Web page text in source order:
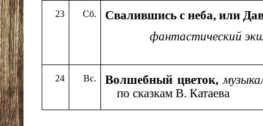
23 Сб.
Свалившись с неба, или
фантастический
24 Вс. Волшебный цветок,
по сказкам В. Катаева